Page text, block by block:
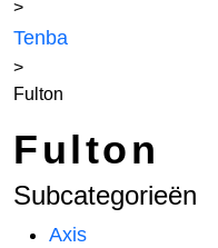
>
Tenba
>
Fulton
Fulton
Subcategorieën
Axis